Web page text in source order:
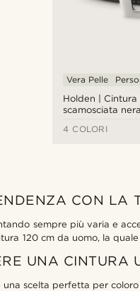
Holden | Cintura
scamosciata nera
Vera Pelle
4 COLORI
CON LA
sempre più varia e
120 cm da uomo, la
UNA CINTURA
una scelta perfetta per